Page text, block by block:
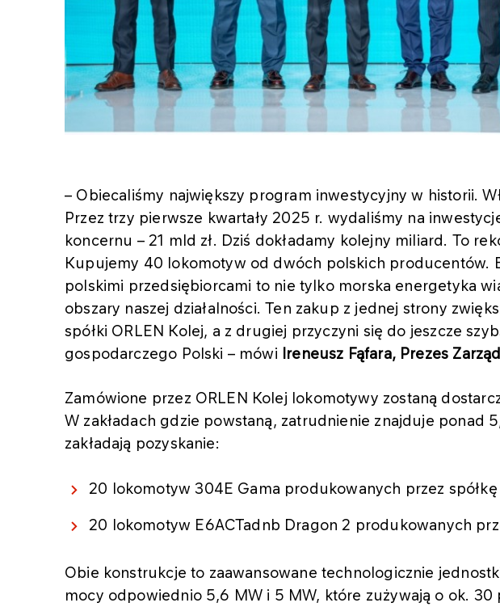
– Obiecaliśmy największy program inwestycyjny w historii.
Przez trzy pierwsze kwartały 2025 r. wydaliśmy na
koncernu – 21 mld zł. Dziś dokładamy kolejny miliard. To
Kupujemy 40 lokomotyw od dwóch polskich producentów.
polskimi przedsiębiorcami to nie tylko morska energetyka
obszary naszej działalności. Ten zakup z jednej strony
spółki ORLEN Kolej, a z drugiej przyczyni się do jeszcze
gospodarczego Polski – mówi Ireneusz Fąfara, Prezes
Zamówione przez ORLEN Kolej lokomotywy zostaną
W zakładach gdzie powstaną, zatrudnienie znajduje ponad
zakładają pozyskanie:
20 lokomotyw 304E Gama produkowanych przez spółkę
20 lokomotyw E6ACTadnb Dragon 2 produkowanych
Obie konstrukcje to zaawansowane technologicznie
mocy odpowiednio 5,6 MW i 5 MW, które zużywają o ok. 30